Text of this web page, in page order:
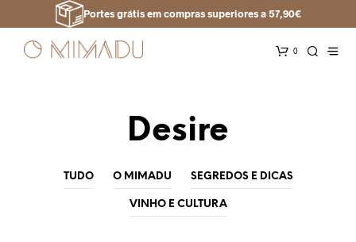
Portes grátis em compras superiores a 57,90€
0
Desire
TUDO O MIMADU SEGREDOS E DICAS
VINHO E CULTURA